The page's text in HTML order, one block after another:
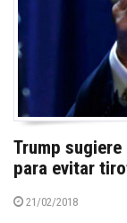
Trump
para evitar
21/02/2018